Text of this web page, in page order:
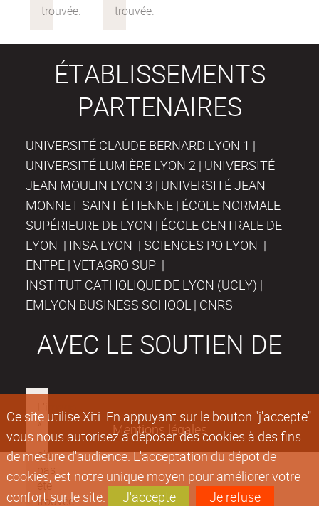
Ce site utilise Xiti. En appuyant sur le bouton "j'accepte"
vous nous autorisez à déposer des cookies à des fins
de mesure d'audience. L'acceptation du dépot de
cookies, est notre unique moyen pour améliorer votre
confort sur le site.
J'accepte Je refuse
ÉTABLISSEMENTS
PARTENAIRES
UNIVERSITÉ CLAUDE BERNARD LYON 1 |
UNIVERSITÉ LUMIÈRE LYON 2 | UNIVERSITÉ
JEAN MOULIN LYON 3 | UNIVERSITÉ JEAN
MONNET SAINT-ÉTIENNE | ÉCOLE NORMALE
SUPÉRIEURE DE LYON | ÉCOLE CENTRALE DE
LYON | INSA LYON | SCIENCES PO LYON |
ENTPE | VETAGRO SUP |
INSTITUT CATHOLIQUE DE LYON (UCLY) |
EMLYON BUSINESS SCHOOL | CNRS
AVEC LE SOUTIEN DE
Mentions légales